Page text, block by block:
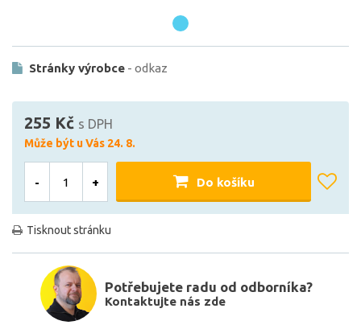
Stránky výrobce - odkaz
255 Kč s DPH
Může být u Vás 24. 8.
- + Do košíku
Tisknout stránku
Potřebujete radu od odborníka?
Kontaktujte nás zde